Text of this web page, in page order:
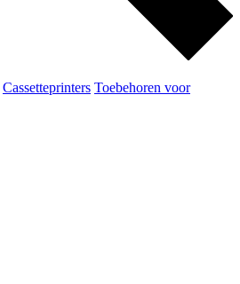
Cassetteprinters Toebehoren voor